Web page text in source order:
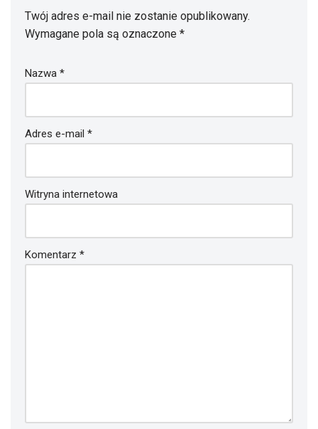
Twój adres e-mail nie zostanie opublikowany.
Wymagane pola są oznaczone *
Nazwa *
Adres e-mail *
Witryna internetowa
Komentarz *